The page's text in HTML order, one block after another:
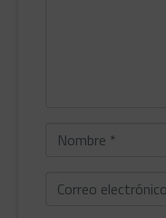
Nombre
Correo